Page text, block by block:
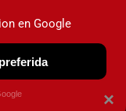
NUEVO
OBSERVATORIO ×
en Google